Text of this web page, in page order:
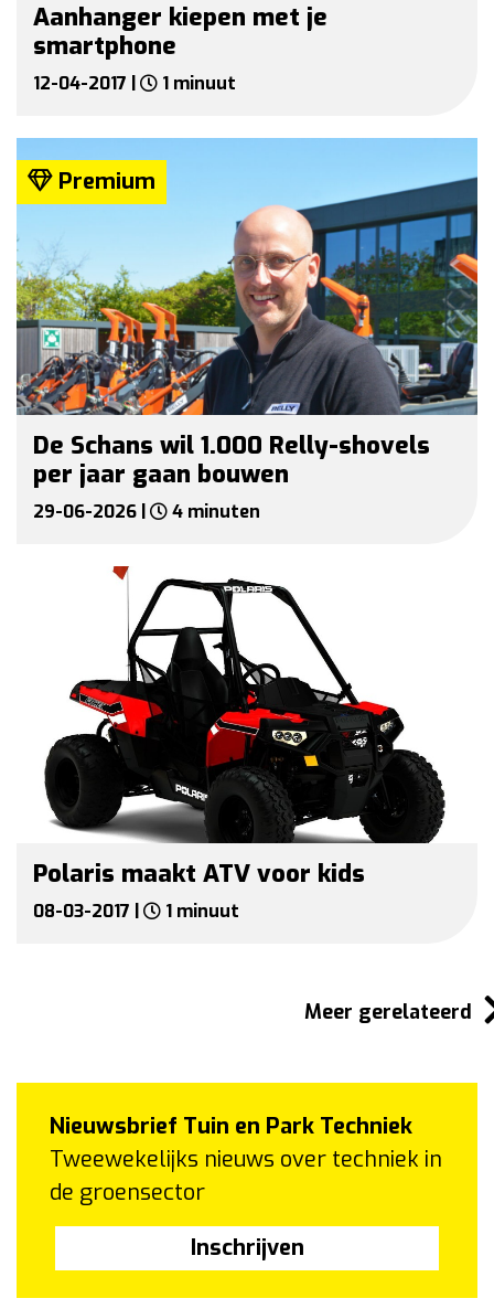
Aanhanger kiepen met je
smartphone
12-04-2017 | 1 minuut
Premium
De Schans wil 1.000 Relly-shovels
per jaar gaan bouwen
29-06-2026 | 4 minuten
Polaris maakt ATV voor kids
08-03-2017 | 1 minuut
Meer gerelateerd
Nieuwsbrief Tuin en Park Techniek
Tweewekelijks nieuws over techniek in
de groensector
Inschrijven